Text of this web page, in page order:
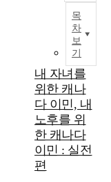
목
차
보
기
내 자녀를
위한 캐나
다 이민, 내
노후를 위
한 캐나다
이민 : 실전
편